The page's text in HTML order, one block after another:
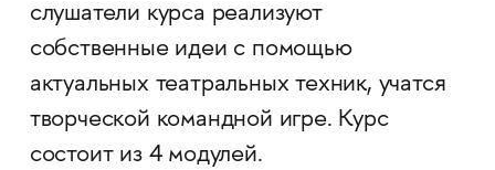
слушатели курса реализуют
собственные идеи с помощью
актуальных театральных техник, учатся
творческой командной игре. Курс
состоит из 4 модулей.